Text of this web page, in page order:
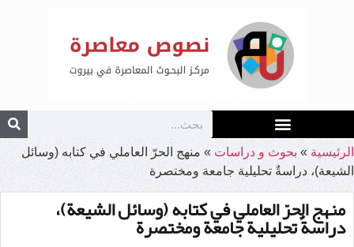
الرئيسية » بحوث و دراسات » منهج الحرّ العاملي في كتابه (وسائل
الشيعة)، دراسةٌ تحليلية جامعة ومختصرة
منهج الحرّ العاملي في كتابه (وسائل الشيعة)،
دراسةٌ تحليلية جامعة ومختصرة